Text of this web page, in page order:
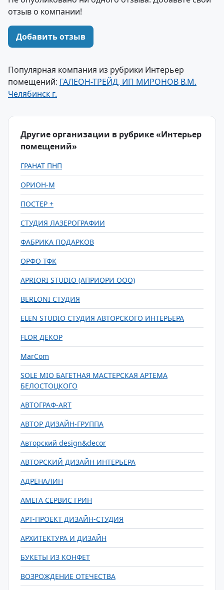
отзыв о компании!
Добавить отзыв
Популярная компания из рубрики Интерьер
помещений: ГАЛЕОН-ТРЕЙД, ИП МИРОНОВ В.М.
Челябинск г.
Другие организации в рубрике «Интерьер
помещений»
ГРАНАТ ПНП
ОРИОН-М
ПОСТЕР +
СТУДИЯ ЛАЗЕРОГРАФИИ
ФАБРИКА ПОДАРКОВ
ОРФО ТФК
APRIORI STUDIO (АПРИОРИ ООО)
BERLONI СТУДИЯ
ELEN STUDIO СТУДИЯ АВТОРСКОГО ИНТЕРЬЕРА
FLOR ДЕКОР
MarCom
SOLE MIO БАГЕТНАЯ МАСТЕРСКАЯ АРТЕМА
БЕЛОСТОЦКОГО
АВТОГРАФ-ART
АВТОР ДИЗАЙН-ГРУППА
Авторский design&decor
АВТОРСКИЙ ДИЗАЙН ИНТЕРЬЕРА
АДРЕНАЛИН
АМЕГА СЕРВИС ГРИН
АРТ-ПРОЕКТ ДИЗАЙН-СТУДИЯ
АРХИТЕКТУРА И ДИЗАЙН
БУКЕТЫ ИЗ КОНФЕТ
ВОЗРОЖДЕНИЕ ОТЕЧЕСТВА